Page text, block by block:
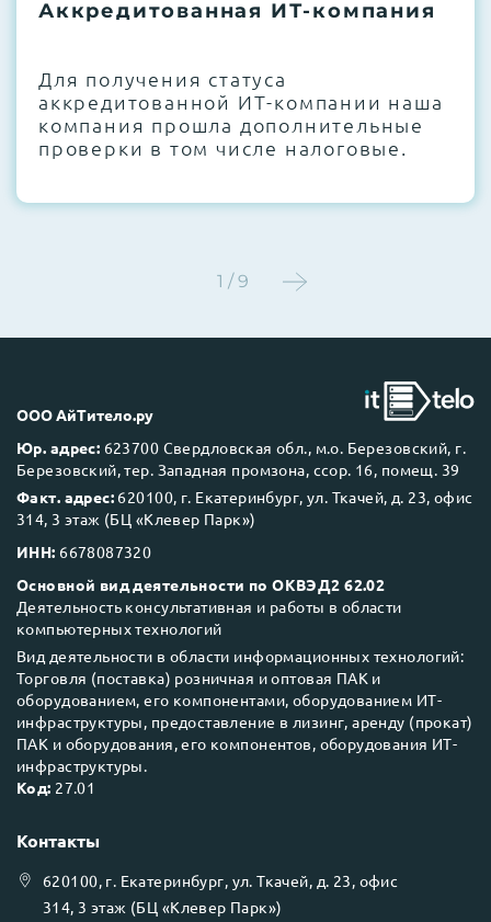
термоинтерфейсов, замена батареек
Этап 4:Стресс-тестирование под 100%
нагрузкой в течение 72 часов для
проверки стабильности всех подсистем
Next Business Day (NBD)
Аккредитованная ИТ-компания
Для получения статуса
аккредитованной ИТ-компании наша
компания прошла дополнительные
проверки в том числе налоговые.
1 / 9
ООО АйТитело.ру
Юр. адрес: 623700 Свердловская обл., м.о. Березовский, г.
Березовский, тер. Западная промзона, ссор. 16, помещ. 39
Факт. адрес: 620100, г. Екатеринбург, ул. Ткачей, д. 23, офис
314, 3 этаж (БЦ «Клевер Парк»)
ИНН: 6678087320
Основной вид деятельности по ОКВЭД2 62.02
Деятельность консультативная и работы в области
компьютерных технологий
Вид деятельности в области информационных технологий:
Торговля (поставка) розничная и оптовая ПАК и
оборудованием, его компонентами, оборудованием ИТ-
инфраструктуры, предоставление в лизинг, аренду (прокат)
ПАК и оборудования, его компонентов, оборудования ИТ-
инфраструктуры.
Код: 27.01
Контакты
620100, г. Екатеринбург, ул.Ткачей, д. 23, офис
314, 3 этаж (БЦ «Клевер Парк»)